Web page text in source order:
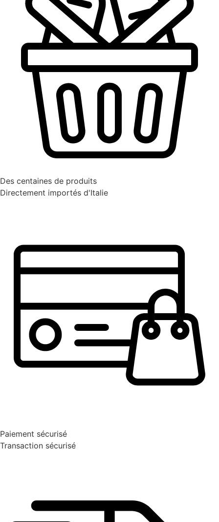
Des centaines de produits
Directement importés d'Italie
Paiement sécurisé
Transaction sécurisé